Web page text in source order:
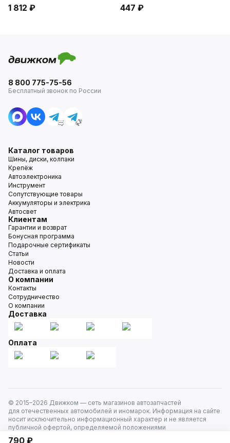
1 812 ₽ 447 ₽
790 ₽
8 800 775-75-56
Бесплатный звонок по России
Каталог товаров
Шины, диски, колпаки
Крепёж
Автоэлектроника
Инструмент
Сопутствующие товары
Аккумуляторы и электрика
Автосвет
Клиентам
Гарантии и возврат
Бонусная программа
Подарочные сертификаты
Статьи
Новости
Доставка и оплата
О компании
Контакты
Сотрудничество
О компании
Доставка
Оплата
© 2015–2026 Движком — сеть магазинов автозапчастей
для отечественных автомобилей и иномарок. Информация на сайте
носит исключительно информационный характер и не является
публичной офертой, определяемой положениями